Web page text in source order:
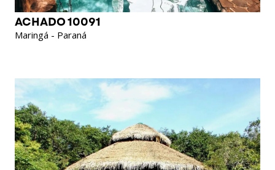
ACHADO 10091
Maringá - Paraná